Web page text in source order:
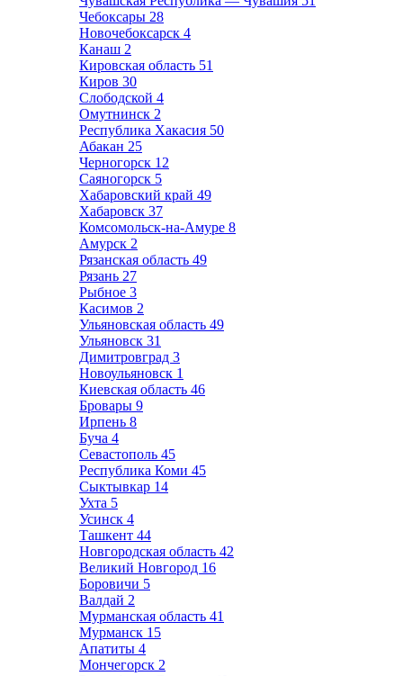
Чебоксары 28
Новочебоксарск 4
Канаш 2
Кировская область 51
Киров 30
Слободской 4
Омутнинск 2
Республика Хакасия 50
Абакан 25
Черногорск 12
Саяногорск 5
Хабаровский край 49
Хабаровск 37
Комсомольск-на-Амуре 8
Амурск 2
Рязанская область 49
Рязань 27
Рыбное 3
Касимов 2
Ульяновская область 49
Ульяновск 31
Димитровград 3
Новоульяновск 1
Киевская область 46
Бровары 9
Ирпень 8
Буча 4
Севастополь 45
Республика Коми 45
Сыктывкар 14
Ухта 5
Усинск 4
Ташкент 44
Новгородская область 42
Великий Новгород 16
Боровичи 5
Валдай 2
Мурманская область 41
Мурманск 15
Апатиты 4
Мончегорск 2